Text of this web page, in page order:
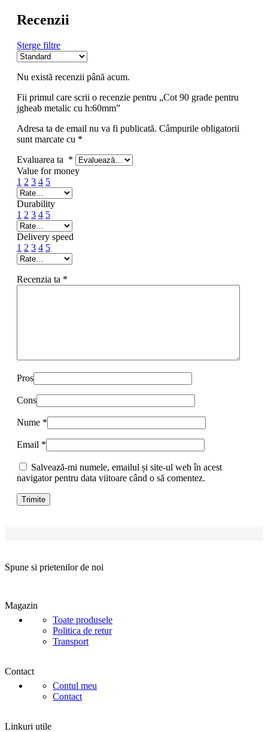
Recenzii
Șterge filtre
Nu există recenzii până acum.
Fii primul care scrii o recenzie pentru „Cot 90 grade pentru
jgheab metalic cu h:60mm”
Adresa ta de email nu va fi publicată. Câmpurile obligatorii
sunt marcate cu *
Evaluarea ta *
Value for money
1 2 3 4 5
Durability
1 2 3 4 5
Delivery speed
1 2 3 4 5
Recenzia ta *
Pros
Cons
Nume *
Email *
Salvează-mi numele, emailul și site-ul web în acest
navigator pentru data viitoare când o să comentez.
Spune si prietenilor de noi
Magazin
Toate produsele
Politica de retur
Transport
Contact
Contul meu
Contact
Linkuri utile